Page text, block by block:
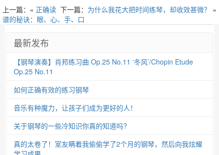
下一篇： 为什么我花大把时间练琴，却收效甚微？ »
上一篇：« 正确读
谱的秘诀：眼、心、手、口
最新发布
【钢琴演奏】肖邦练习曲 Op.25 No.11 ‘冬风’/Chopin Etude
Op.25 No.11
如何正确有效的练习钢琴
音乐有种魔力，让孩子们成为更好的人！
关于钢琴的一些冷知识你真的知道吗?
真的太卷了！室友瞒着我偷偷学了2个月的钢琴，然后向我炫耀